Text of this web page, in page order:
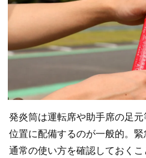
発炎筒は運転席や助手席の足
位置に配備するのが一般的。
通常の使い方を確認しておくこ